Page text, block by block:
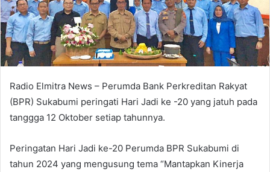
Radio Elmitra News – Perumda Bank Perkreditan Rakyat
(BPR) Sukabumi peringati Hari Jadi ke -20 yang jatuh pada
tanggga 12 Oktober setiap tahunnya.
Peringatan Hari Jadi ke-20 Perumda BPR Sukabumi di
tahun 2024 yang mengusung tema “Mantapkan Kinerja